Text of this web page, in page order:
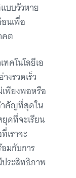
บบวัวหาย
นเพื่อ
คต
คโนโลยีเอ
งรวดเร็ว
เพียงพอหรือ
ำคัญที่สุดใน
ดที่จะเรียน
เราจะ
มกับการ
ประสิทธิภาพ